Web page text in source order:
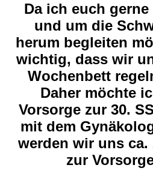
Da ich euch
und um die
herum begleiten
wichtig, dass wir
Wochenbett
Daher möchte
Vorsorge zur 30.
mit dem
werden wir uns ca.
zur